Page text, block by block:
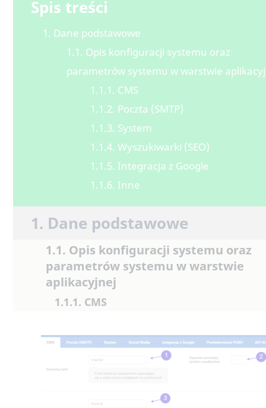
Spis treści
1. Dane podstawowe
1.1. Opis konfiguracji systemu oraz
parametrów systemu w warstwie
1.1.1. CMS
1.1.2. Poczta (SMTP)
1.1.3. System
1.1.4. Wyszukiwarki (SEO)
1.1.5. Integracja z Google
1.1.6. Inne
1. Dane podstawowe
1.1. Opis konfiguracji systemu oraz
parametrów systemu w warstwie
aplikacyjnej
1.1.1. CMS